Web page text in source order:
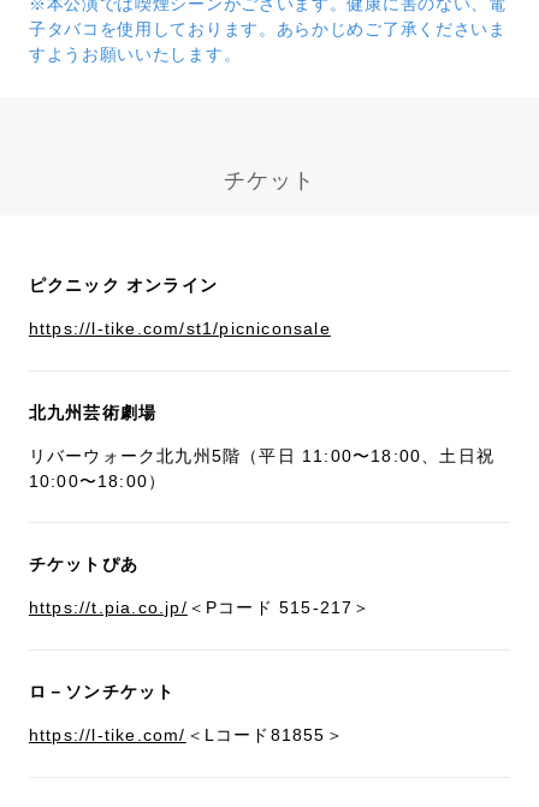
子タバコを使用しております。あらかじめご了承くださいま
すようお願いいたします。
チケット
ピクニック オンライン
https://l-tike.com/st1/picniconsale
北九州芸術劇場
リバーウォーク北九州5階（平日 11:00〜18:00、土日祝
10:00〜18:00）
チケットぴあ
https://t.pia.co.jp/ ＜Pコード 515-217＞
ロ－ソンチケット
https://l-tike.com/ ＜Lコード81855＞